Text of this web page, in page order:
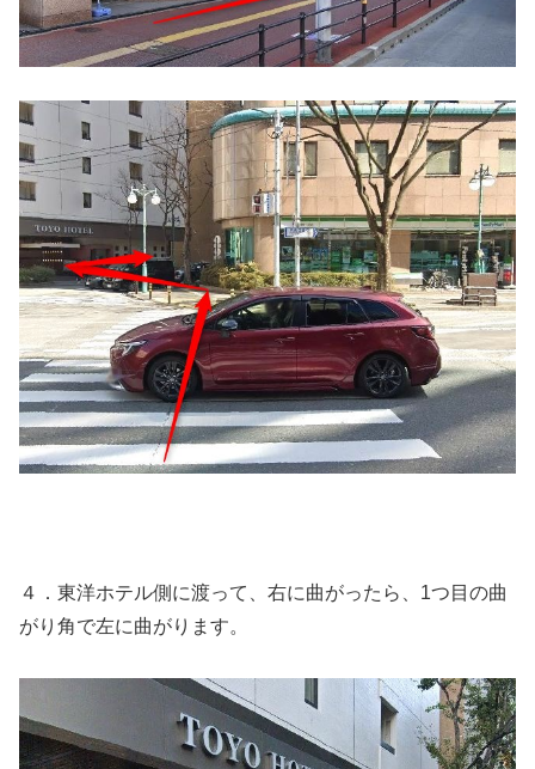
４．東洋ホテル側に渡って、右に曲がったら、1つ目の曲
がり角で左に曲がります。